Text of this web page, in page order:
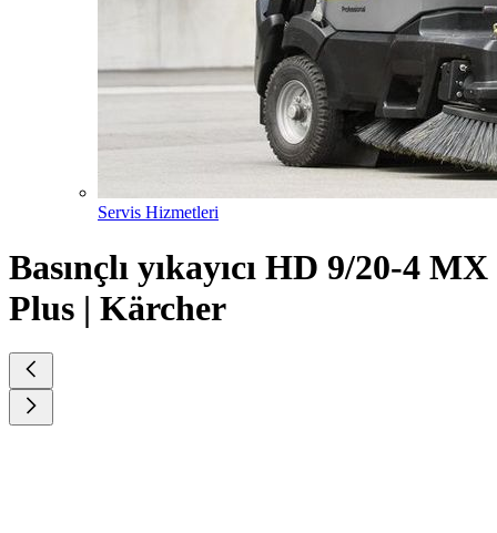
Servis Hizmetleri
Basınçlı yıkayıcı HD 9/20-4 MX
Plus | Kärcher